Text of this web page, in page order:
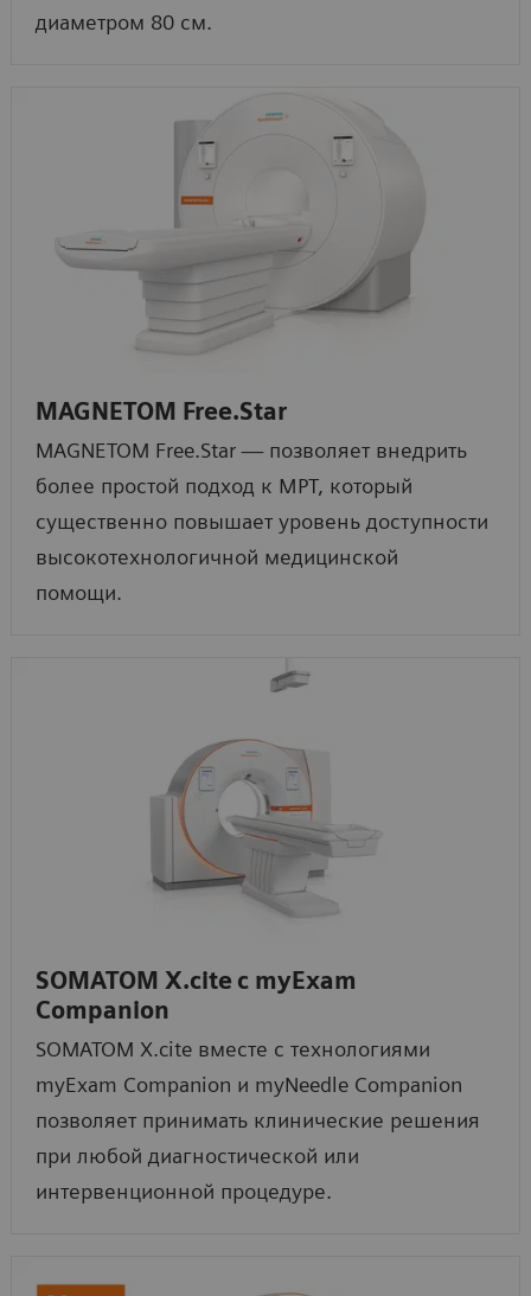
диаметром 80 см.
MAGNETOM Free.Star
MAGNETOM Free.Star — позволяет внедрить
более простой подход к МРТ, который
существенно повышает уровень доступности
высокотехнологичной медицинской
помощи.
SOMATOM X.cite с myExam
Companion
SOMATOM X.cite вместе с технологиями
myExam Companion и myNeedle Companion
позволяет принимать клинические решения
при любой диагностической или
интервенционной процедуре.